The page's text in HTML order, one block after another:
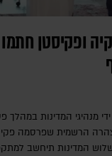
ופקיסטן
מנהיגי המדינות במהלך
הרשמית שפרסמה
המדינות תיחשב